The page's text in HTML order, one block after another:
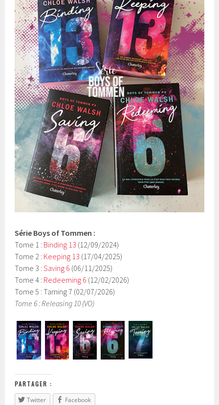
Série Boys of Tommen :
Tome 1 : Binding 13 (12/09/2024)
Tome 2 : Keeping 13 (17/04/2025)
Tome 3 :Saving 6 (06/11/2025)
Tome 4 : Redeeming 6 (12/02/2026)
Tome 5 : Taming 7 (02/07/2026)
Tome 6 : Releasing 10 (VO)
PARTAGER :
Twitter
Facebook